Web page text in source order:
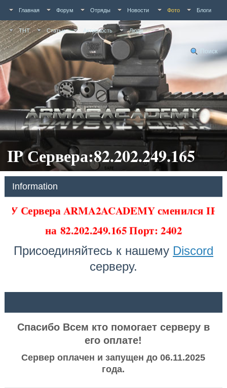
Главная Форум Отряды Новости Фото Блоги
ТНТ Статьи Активность Люди
Поиск
IP Сервера:82.202.249.165
Information
У Сервера ARMA2ACADEMY сменился IP
на82.202.249.165 Порт: 2402
Присоединяйтесь к нашему Discord
серверу.
Спасибо Всем кто помогает серверу в
его оплате!
Сервер оплачен и запущен до 06.11.2025
года.